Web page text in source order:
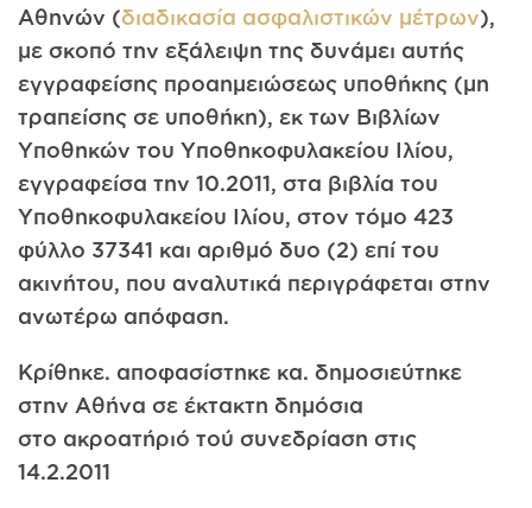
Αθηνών (διαδικασία ασφαλιστικών μέτρων),
με σκοπό την εξάλειψη της δυνάμει αυτής
εγγραφείσης προαημειώσεως υποθήκης (μη
τραπείσης σε υποθήκη), εκ των Βιβλίων
Υποθηκών του Υποθηκοφυλακείου Ιλίου,
εγγραφείσα την 10.2011, στα βιβλία του
Υποθηκοφυλακείου Ιλίου, στον τόμο 423
φύλλο 37341 και αριθμό δυο (2) επί του
ακινήτου, που αναλυτικά περιγράφεται στην
ανωτέρω απόφαση.
Κρίθηκε. αποφασίστηκε κα. δημοσιεύτηκε
στην Αθήνα σε έκτακτη δημόσια
στο ακροατήριό τού συνεδρίαση στις
14.2.2011